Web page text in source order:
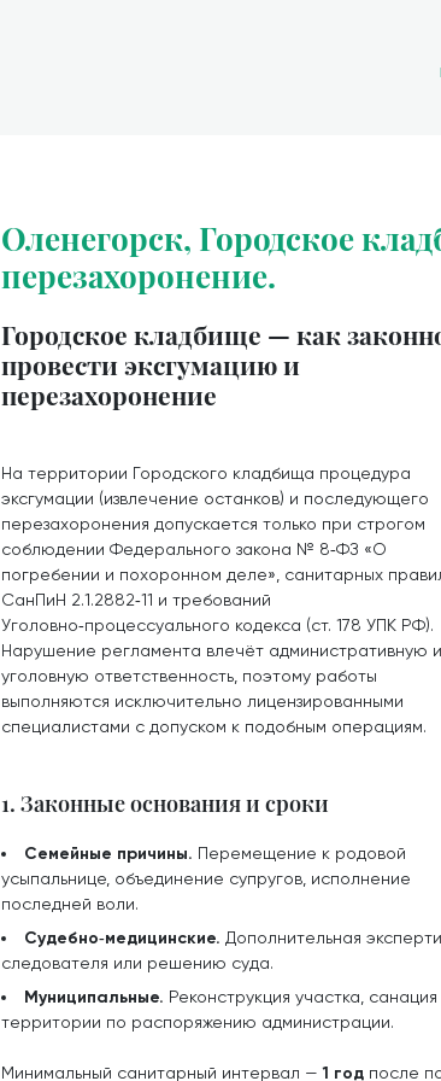
Оленегорск, Городское
перезахоронение.
Городское кладбище — как
провести эксгумацию и
перезахоронение
На территории Городского кладбища процедура
эксгумации (извлечение останков) и последующего
перезахоронения допускается только при строгом
соблюдении Федерального закона № 8‑ФЗ «О
погребении и похоронном деле», санитарных
СанПиН 2.1.2882‑11 и требований
Уголовно‑процессуального кодекса (ст. 178 УПК РФ).
Нарушение регламента влечёт административную
уголовную ответственность, поэтому работы
выполняются исключительно лицензированными
специалистами с допуском к подобным операциям.
1. Законные основания и сроки
Семейные причины. Перемещение к родовой
усыпальнице, объединение супругов, исполнение
последней воли.
Судебно‑медицинские. Дополнительная
следователя или решению суда.
Муниципальные. Реконструкция участка,
территории по распоряжению администрации.
Минимальный санитарный интервал —1 год после